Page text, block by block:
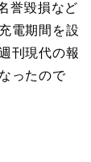
誉毀損など
電期間を設
刊現代の報
ったので